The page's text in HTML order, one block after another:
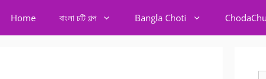
Home বাংলা চটি গল্প Bangla Choti